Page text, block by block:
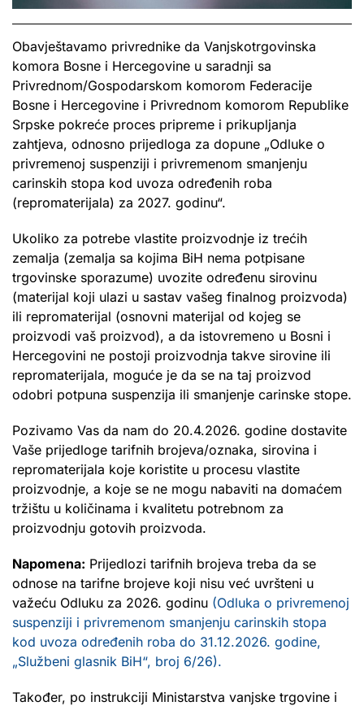
Obavještavamo privrednike da Vanjskotrgovinska
komora Bosne i Hercegovine u saradnji sa
Privrednom/Gospodarskom komorom Federacije
Bosne i Hercegovine i Privrednom komorom Republike
Srpske pokreće proces pripreme i prikupljanja
zahtjeva, odnosno prijedloga za dopune „Odluke o
privremenoj suspenziji i privremenom smanjenju
carinskih stopa kod uvoza određenih roba
(repromaterijala) za 2027. godinu“.
Ukoliko za potrebe vlastite proizvodnje iz trećih
zemalja (zemalja sa kojima BiH nema potpisane
trgovinske sporazume) uvozite određenu sirovinu
(materijal koji ulazi u sastav vašeg finalnog proizvoda)
ili repromaterijal (osnovni materijal od kojeg se
proizvodi vaš proizvod), a da istovremeno u Bosni i
Hercegovini ne postoji proizvodnja takve sirovine ili
repromaterijala, moguće je da se na taj proizvod
odobri potpuna suspenzija ili smanjenje carinske stope.
Pozivamo Vas da nam do 20.4.2026. godine dostavite
Vaše prijedloge tarifnih brojeva/oznaka, sirovina i
repromaterijala koje koristite u procesu vlastite
proizvodnje, a koje se ne mogu nabaviti na domaćem
tržištu u količinama i kvalitetu potrebnom za
proizvodnju gotovih proizvoda.
Napomena: Prijedlozi tarifnih brojeva treba da se
odnose na tarifne brojeve koji nisu već uvršteni u
važeću Odluku za 2026. godinu (Odluka o privremenoj
suspenziji i privremenom smanjenju carinskih stopa
kod uvoza određenih roba do 31.12.2026. godine,
„Službeni glasnik BiH“, broj 6/26).
Također, po instrukciji Ministarstva vanjske trgovine i